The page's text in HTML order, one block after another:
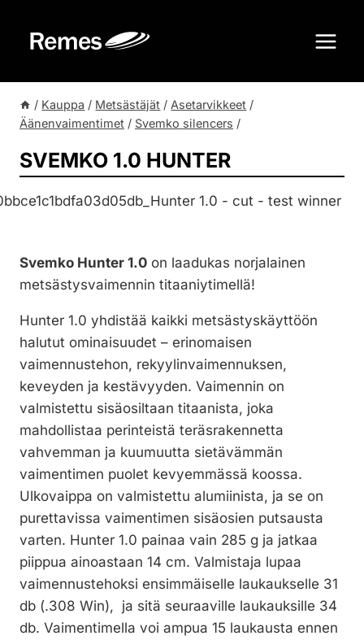
sisältöön
/ Kauppa / Metsästäjät / Asetarvikkeet /
Äänenvaimentimet / Svemko silencers /
SVEMKO 1.0 HUNTER
Svemko Hunter 1.0 on laadukas norjalainen
metsästysvaimennin titaaniytimellä!
Hunter 1.0 yhdistää kaikki metsästyskäyttöön
halutut ominaisuudet – erinomaisen
vaimennustehon, rekyylinvaimennuksen,
keveyden ja kestävyyden. Vaimennin on
valmistettu sisäosiltaan titaanista, joka
mahdollistaa perinteistä teräsrakennetta
vahvemman ja kuumuutta sietävämmän
vaimentimen puolet kevyemmässä koossa.
Ulkovaippa on valmistettu alumiinista, ja se on
purettavissa vaimentimen sisäosien putsausta
varten. Hunter 1.0 painaa vain 285 g ja jatkaa
piippua ainoastaan 14 cm. Valmistaja lupaa
vaimennustehoksi ensimmäiselle laukaukselle 31
db (.308 Win), ja sitä seuraaville laukauksille 34
db. Vaimentimella voi ampua 15 laukausta ennen